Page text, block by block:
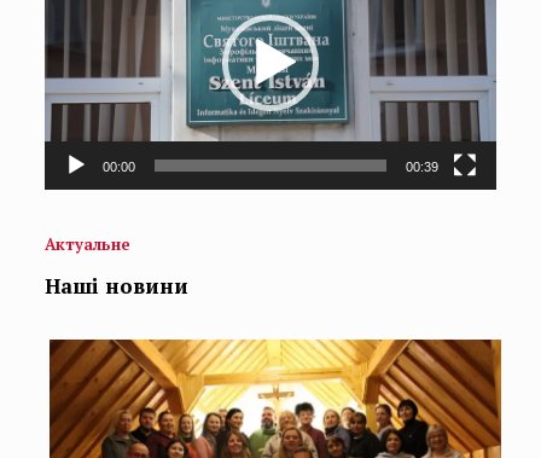
00:00 00:39
Актуальне
Наші новини